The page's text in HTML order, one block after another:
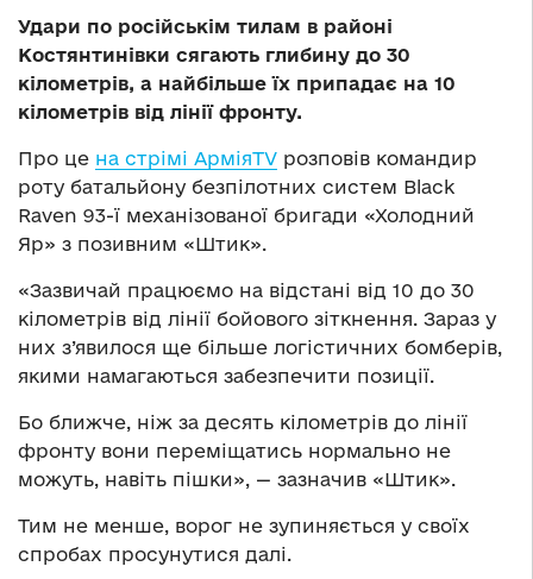
Удари по російськім тилам в районі
Костянтинівки сягають глибину до 30
кілометрів, а найбільше їх припадає на 10
кілометрів від лінії фронту.
Про це на стрімі АрміяTV розповів командир
роту батальйону безпілотних систем Black
Raven 93-ї механізованої бригади «Холодний
Яр» з позивним «Штик».
«Зазвичай працюємо на відстані від 10 до 30
кілометрів від лінії бойового зіткнення. Зараз у
них з’явилося ще більше логістичних бомберів,
якими намагаються забезпечити позиції.
Бо ближче, ніж за десять кілометрів до лінії
фронту вони переміщатись нормально не
можуть, навіть пішки», — зазначив «Штик».
Тим не менше, ворог не зупиняється у своїх
спробах просунутися далі.